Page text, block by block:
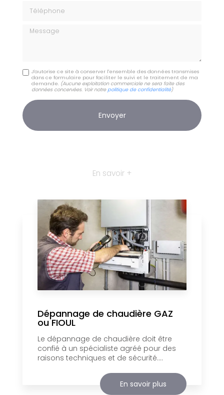
Message
J'autorise ce site à conserver l'ensemble des données transmises
dans ce formulaire pour faciliter le suivi et le traitement de ma
demande. (Aucune exploitation commerciale ne sera faite des
données concervées. Voir notrepolitique de confidentialité)
En savoir +
Dépannage de chaudière GAZ
ou FIOUL
Le dépannage de chaudière doit être
confié à un spécialiste agréé pour des
raisons techniques et de sécurité....
En savoir plus